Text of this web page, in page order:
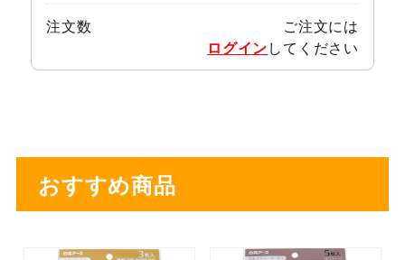
注文数
ご注文には
ログインしてください
おすすめ商品